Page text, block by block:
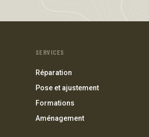
SERVICES
Réparation
Pose et ajustement
Formations
Aménagement